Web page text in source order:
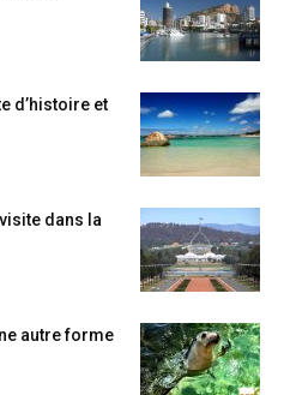
d’histoire et
dans la
autre forme